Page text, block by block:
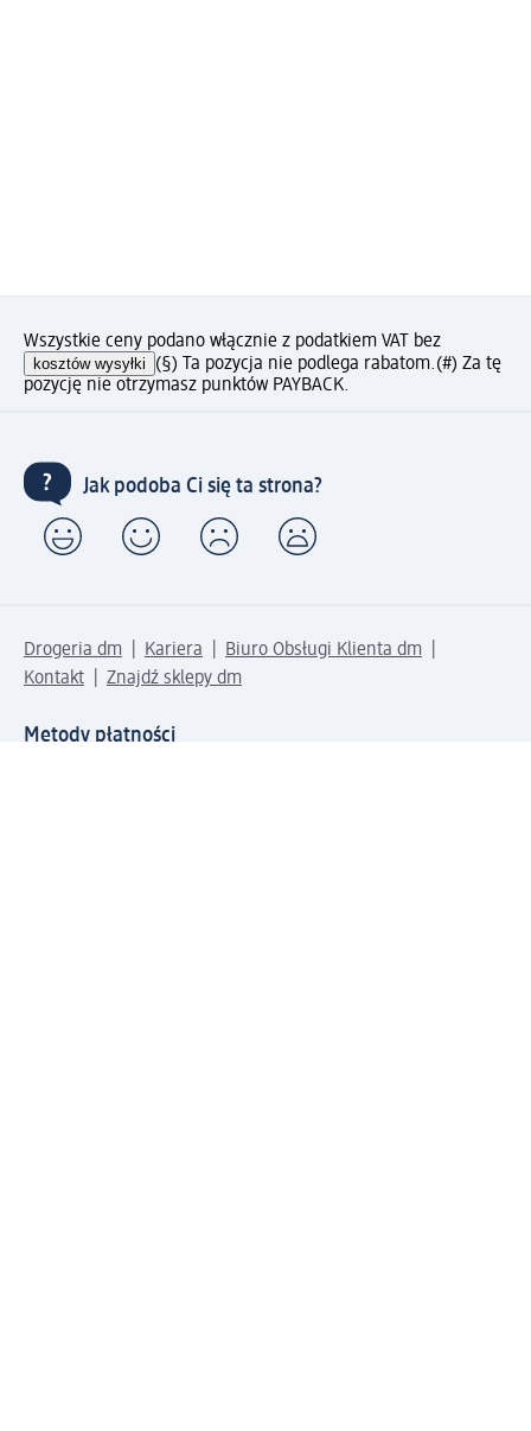
Wszystkie ceny podano włącznie z podatkiem VAT bez
kosztów wysyłki (§) Ta pozycja nie podlega rabatom.(#) Za tę
pozycję nie otrzymasz punktów PAYBACK.
Jak podoba Ci się ta strona?
Drogeria dm Kariera
Biuro Obsługi Klienta dm
Kontakt
Znajdź sklepy dm
Metody płatności